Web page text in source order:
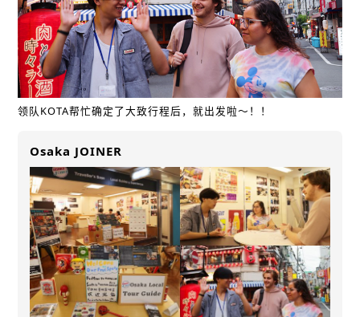
领队KOTA帮忙确定了大致行程后，就出发啦～！！
Osaka JOINER